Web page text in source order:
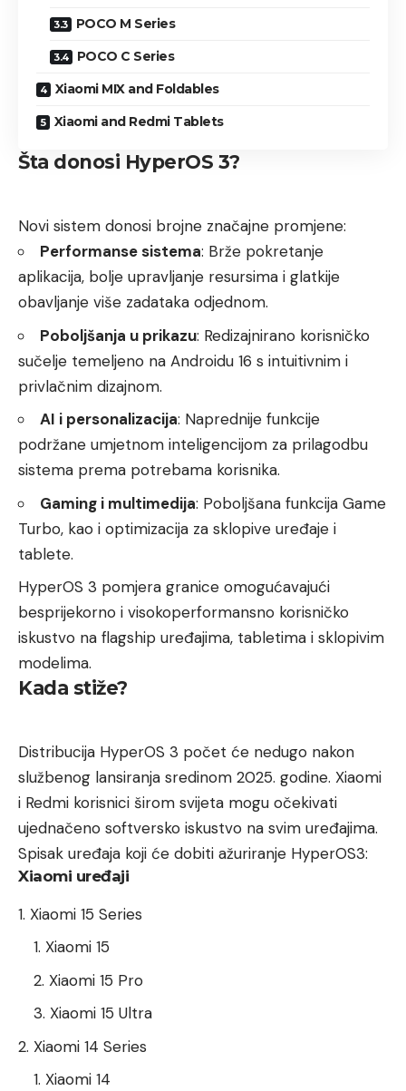
POCO M Series
POCO C Series
Xiaomi MIX and Foldables
Xiaomi and Redmi Tablets
Šta donosi HyperOS 3?
Novi sistem donosi brojne značajne promjene:
Performanse sistema: Brže pokretanje
aplikacija, bolje upravljanje resursima i glatkije
obavljanje više zadataka odjednom.
Poboljšanja u prikazu: Redizajnirano korisničko
sučelje temeljeno na Androidu 16 s intuitivnim i
privlačnim dizajnom.
AI i personalizacija: Naprednije funkcije
podržane umjetnom inteligencijom za prilagodbu
sistema prema potrebama korisnika.
Gaming i multimedija: Poboljšana funkcija Game
Turbo, kao i optimizacija za sklopive uređaje i
tablete.
HyperOS 3 pomjera granice omogućavajući
besprijekorno i visokoperformansno korisničko
iskustvo na flagship uređajima, tabletima i sklopivim
modelima.
Kada stiže?
Distribucija HyperOS 3 počet će nedugo nakon
službenog lansiranja sredinom 2025. godine. Xiaomi
i Redmi korisnici širom svijeta mogu očekivati
ujednačeno softversko iskustvo na svim uređajima.
Spisak uređaja koji će dobiti ažuriranje HyperOS3:
Xiaomi uređaji
Xiaomi 15 Series
Xiaomi 15
Xiaomi 15 Pro
Xiaomi 15 Ultra
Xiaomi 14 Series
Xiaomi 14